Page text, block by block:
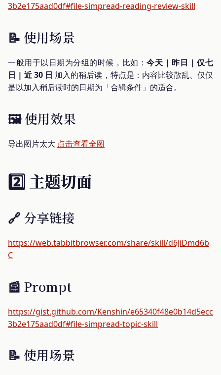
3b2e175aad0df#file-simpread-reading-review-skill
📝 使用场景
一般用于以日期为分组的时候，比如：今天 | 昨日 | 仅七
日 | 近 30 日 加入的稍后读，特点是：内容比较散乱、仅仅
是以加入稍后读时的日期为「合辑条件」的适合。
🖼️ 使用效果
导出图片太大 点击查看全图
2️⃣ 主题切面
🔗 分享链接
https://web.tabbitbrowser.com/share/skill/d6JiDmd6b
C
📰 Prompt
https://gist.github.com/Kenshin/e65340f48e0b14d5ecc
3b2e175aad0df#file-simpread-topic-skill
📝 使用场景